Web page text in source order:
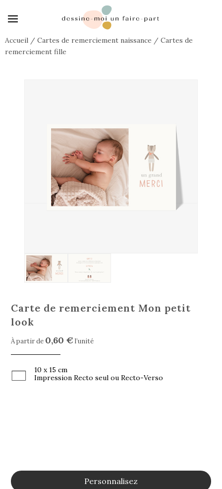
Accueil / Cartes de remerciement naissance / Cartes de
remerciement fille
Carte de remerciement Mon petit
look
À partir de 0,60 €l’unité
10 x 15 cm
Impression Recto seul ou Recto-Verso
Personnalisez